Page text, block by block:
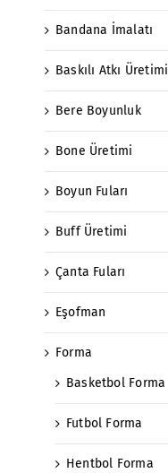
Bandana İmalatı
Baskılı Atkı Üretimi
Bere Boyunluk
Bone Üretimi
Boyun Fuları
Buff Üretimi
Çanta Fuları
Eşofman
Forma
Basketbol Forma
Futbol Forma
Hentbol Forma